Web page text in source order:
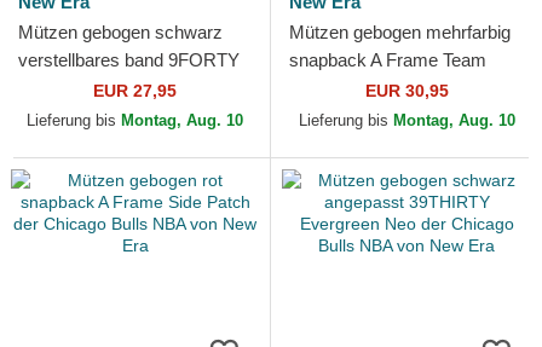
Mützen gebogen schwarz
verstellbares band 9FORTY
The League der Chicago
Bulls NBA von New Era
EUR 27,95
Lieferung bis Montag, Aug. 10
Mützen gebogen mehrfarbig
snapback A Frame Team
Colour der Chicago Bulls
NBA von New Era
EUR 30,95
Lieferung bis Montag, Aug. 10